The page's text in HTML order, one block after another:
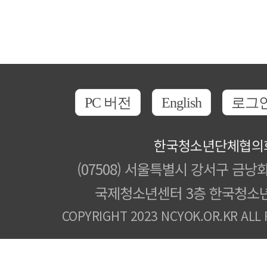
PC 버전 English 로그
한국청소년단체협
(07508) 서울특별시 강서구 금낭
국제청소년센터 3층 한국청소
COPYRIGHT 2023 NCYOK.OR.KR ALL